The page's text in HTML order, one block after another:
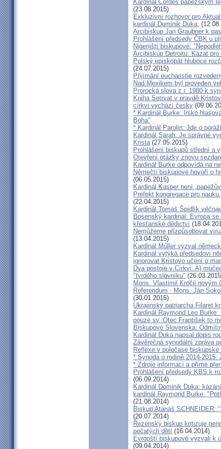
Kardinál Cordes papežským
(23.08.2015)
Exkluzivní rozhovor pro
kardinál Dominik Duka.
Arcibiskup Jan Graubner k
Prohlášení předsedy ČBK u
Nigerijští biskupové:
Arcibiskup Detroitu: Kázat
Polský episkopát hluboce
(24.07.2015)
Přijímání eucharistie
Nad Mexikem byl proveden
Prorocká slova z r. 1980 k
Kniha Setrvat v pravdě
církvi vychází česky
* Kardinál Burke: Irsko
Boha"
* Kardinál Parolin: Jde o
Kardinál Sarah: Je správné
Krista(27.05.2015)
Prohlášení biskupů střední a
Otevření otázky znovu
Kardinál Burke odpovídá na
Němečtí biskupové hovoří o
(06.05.2015)
Kardinál Kasper není
Prefekt kongregace pro
(22.04.2015)
Kardinál Tomáš Špidlík
Bosenský kardinál: Evropa
křesťanské dědictví
Nemůžeme přizpůsobovat
(13.04.2015)
Kardinál Műller vyzval
Kardinál vytýká předsedovi
ignorovat Kristovo učení o
Dva postoje v Církvi: A)
"tvrdého slovníku"
Mons. Vlastimil Kročil novým
Referendum - Mons. Ján
(30.01.2015)
Ukrajinský patriarcha Filaret
Kardinál Raymond Leo
pouze sv. Otec František to
Biskupové Slovenska:
Kardinál Duka napsal dopis
Závěrečná synodální zpráva
Reflexe v poločase
* Synoda o rodině 2014-2015:
* Zdroje informací a přímé
Prohlášení předsedy KBS k
(06.09.2014)
Kardinál Dominik Duka:
kardinál Raymond Burke:
(21.08.2014)
Biskup Atanáš
(20.07.2014)
Řezenský biskup kritizuje
počatých dětí (16.04.2014)
Evropští biskupové vyzvali k
(09.04.2014)